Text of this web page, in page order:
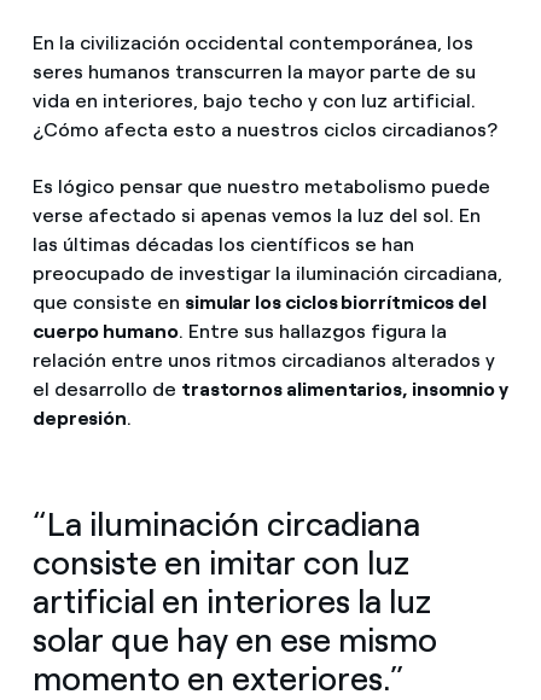
En la civilización occidental contemporánea, los
seres humanos transcurren la mayor parte de su
vida en interiores, bajo techo y con luz artificial.
¿Cómo afecta esto a nuestros ciclos circadianos?
Es lógico pensar que nuestro metabolismo puede
verse afectado si apenas vemos la luz del sol. En
las últimas décadas los científicos se han
preocupado de investigar la iluminación circadiana,
que consiste en simular los ciclos biorrítmicos del
cuerpo humano. Entre sus hallazgos figura la
relación entre unos ritmos circadianos alterados y
el desarrollo de trastornos alimentarios, insomnio y
depresión.
“La iluminación circadiana
consiste en imitar con luz
artificial en interiores la luz
solar que hay en ese mismo
momento en exteriores.”